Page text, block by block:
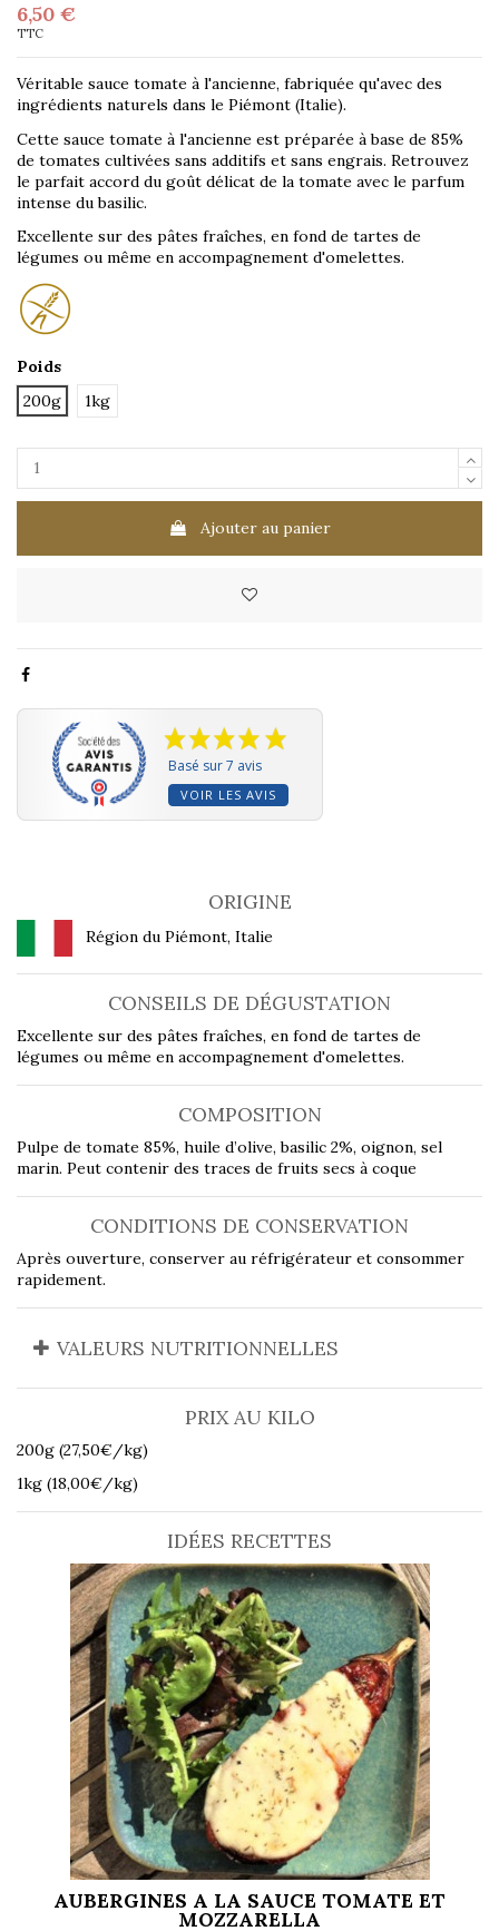
6,50 €
TTC
Véritable sauce tomate à l'ancienne, fabriquée qu'avec des
ingrédients naturels dans le Piémont (Italie).
Cette sauce tomate à l'ancienne est préparée à base de 85%
de tomates cultivées sans additifs et sans engrais. Retrouvez
le parfait accord du goût délicat de la tomate avec le parfum
intense du basilic.
Excellente sur des pâtes fraîches, en fond de tartes de
légumes ou même en accompagnement d'omelettes.
Poids
200g
1kg
Ajouter au panier
Basé sur 7 avis
VOIR LES AVIS
ORIGINE
Région du Piémont, Italie
CONSEILS DE DÉGUSTATION
Excellente sur des pâtes fraîches, en fond de tartes de
légumes ou même en accompagnement d'omelettes.
COMPOSITION
Pulpe de tomate 85%, huile d’olive, basilic 2%, oignon, sel
marin. Peut contenir des traces de fruits secs à coque
CONDITIONS DE CONSERVATION
Après ouverture, conserver au réfrigérateur et consommer
rapidement.
VALEURS NUTRITIONNELLES
PRIX AU KILO
200g (27,50€/kg)
1kg (18,00€/kg)
IDÉES RECETTES
AUBERGINES A LA SAUCE TOMATE ET
MOZZARELLA